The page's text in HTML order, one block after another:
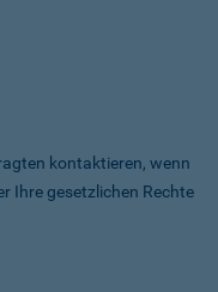
kontaktieren, wenn
Ihre gesetzlichen Rechte